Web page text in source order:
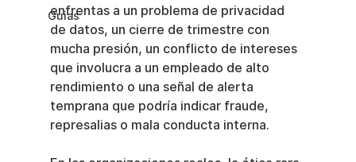
Guias
enfrentas a un problema de privacidad
de datos, un cierre de trimestre con
mucha presión, un conflicto de intereses
que involucra a un empleado de alto
rendimiento o una señal de alerta
temprana que podría indicar fraude,
represalias o mala conducta interna.